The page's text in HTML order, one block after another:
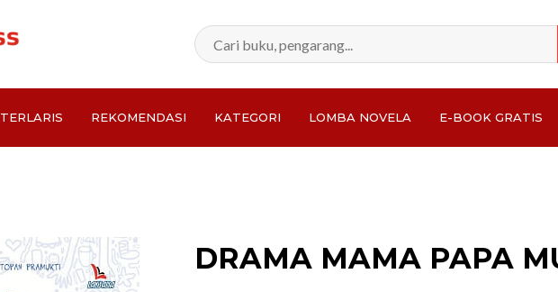
TERLARIS REKOMENDASI KATEGORI LOMBA NOVELA E-BOOK GRATIS
DRAMA MAMA PAPA